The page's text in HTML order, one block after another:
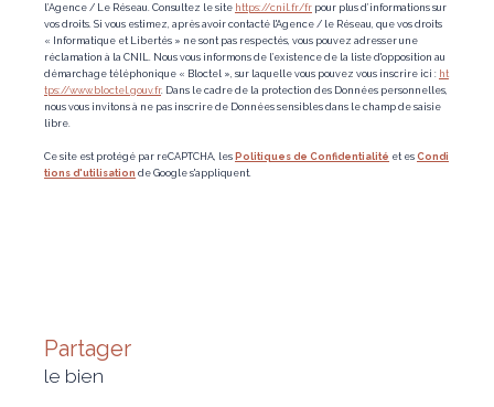
l’Agence / Le Réseau. Consultez le site https://cnil.fr/fr pour plus d’informations sur
vos droits. Si vous estimez, après avoir contacté l'Agence / le Réseau, que vos droits
« Informatique et Libertés » ne sont pas respectés, vous pouvez adresser une
réclamation à la CNIL. Nous vous informons de l’existence de la liste d'opposition au
démarchage téléphonique « Bloctel », sur laquelle vous pouvez vous inscrire ici : ht
tps://www.bloctel.gouv.fr. Dans le cadre de la protection des Données personnelles,
nous vous invitons à ne pas inscrire de Données sensibles dans le champ de saisie
libre.
Ce site est protégé par reCAPTCHA, les Politiques de Confidentialité et es Condi
tions d'utilisation de Google s'appliquent.
partager
le bien